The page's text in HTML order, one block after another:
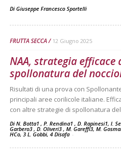
Di Giuseppe Francesco Sportelli
FRUTTA SECCA 12 Giugno 2025
NAA, strategia efficace
spollonatura del
Risultati di una prova con
principali aree corilicole italiane.
con altre strategie di spollonatura
Di N. Botta1 , P. Rendina1 , D. Rapinesi1, I.
Garbero3 , D. Oliveri3 , M. Gareffi3, M.
HCo, 3 L. Gobbi, 4 Disafa -